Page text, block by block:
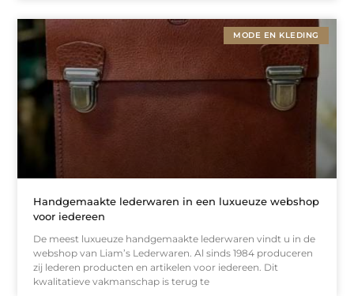
MODE EN KLEDING
Handgemaakte lederwaren in een luxueuze webshop
voor iedereen
De meest luxueuze handgemaakte lederwaren vindt u in de
webshop van Liam’s Lederwaren. Al sinds 1984 produceren
zij lederen producten en artikelen voor iedereen. Dit
kwalitatieve vakmanschap is terug te